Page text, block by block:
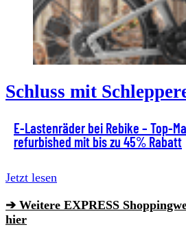
Schluss mit
E-Lastenräder bei Rebike – Top-
refurbished mit bis zu 45% Rabatt
Jetzt lesen
➔ Weitere EXPRESS
hier